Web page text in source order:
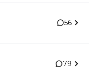
56
79